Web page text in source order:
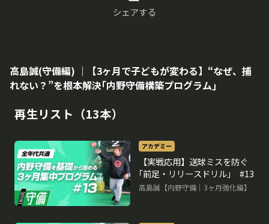
シェアする
高島誠(守備編) ｜【3ヶ月で子どもが変わる】“なぜ、捕
れない？”を根本解決｢内野守備構築プログラム｣
再生リスト（13本）
アカデミー
【実戦応用】送球ミスを防ぐ
｢前足・リリースドリル｣ #13
高島誠【内野守備｜3ヶ月強化編】